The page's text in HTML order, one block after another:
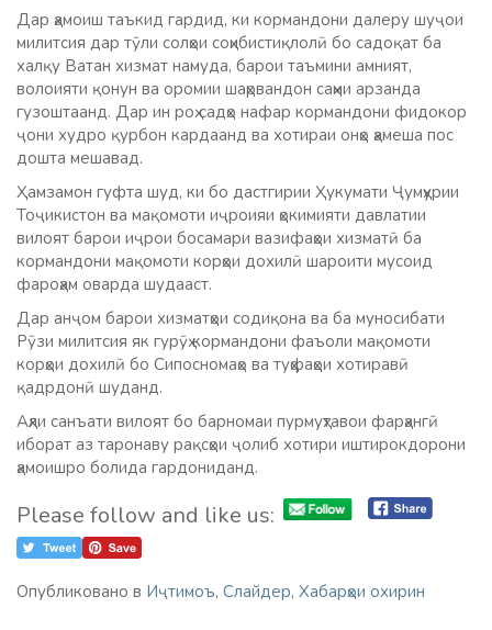
Дар ҳамоиш таъкид гардид, ки кормандони далеру шуҷои
милитсия дар тӯли солҳои соҳибистиқлолӣ бо садоқат ба
халқу Ватан хизмат намуда, барои таъмини амният,
волоияти қонун ва оромии шаҳрвандон саҳми арзанда
гузоштаанд. Дар ин роҳ садҳо нафар кормандони фидокор
ҷони худро қурбон кардаанд ва хотираи онҳо ҳамеша пос
дошта мешавад.
Ҳамзамон гуфта шуд, ки бо дастгирии Ҳукумати Ҷумҳурии
Тоҷикистон ва мақомоти иҷроияи ҳокимияти давлатии
вилоят барои иҷрои босамари вазифаҳои хизматӣ ба
кормандони мақомоти корҳои дохилӣ шароити мусоид
фароҳам оварда шудааст.
Дар анҷом барои хизматҳои содиқона ва ба муносибати
Рӯзи милитсия як гурӯҳ кормандони фаъоли мақомоти
корҳои дохилӣ бо Сипосномаҳо ва туҳфаҳои хотиравӣ
қадрдонӣ шуданд.
Аҳли санъати вилоят бо барномаи пурмуҳтавои фарҳангӣ
иборат аз таронаву рақсҳои ҷолиб хотири иштирокдорони
ҳамоишро болида гардониданд.
Please follow and like us:
Опубликовано в Иҷтимоъ, Слайдер, Хабарҳои охирин